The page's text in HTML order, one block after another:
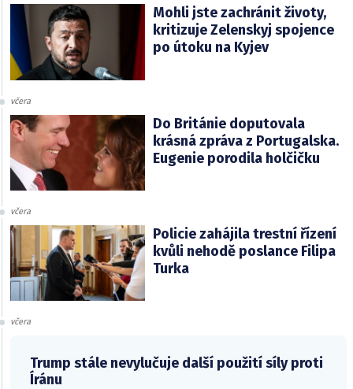
Mohli jste zachránit životy,
kritizuje Zelenskyj spojence
po útoku na Kyjev
včera
Do Británie doputovala
krásná zpráva z Portugalska.
Eugenie porodila holčičku
včera
Policie zahájila trestní řízení
kvůli nehodě poslance Filipa
Turka
včera
Trump stále nevylučuje další použití síly proti
Íránu